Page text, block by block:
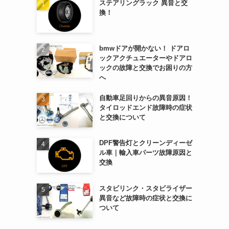
ステアリングラック 異音と交
換！
bmwドアが開かない！ ドアロ
ックアクチュエーターやドアロ
ックの故障と交換でお困りの方
へ
自動車足回りからの異音原因！
タイロッドエンド故障時の症状
と交換について
DPF警告灯とクリーンディーゼ
ル車｜輸入車パーツ故障原因と
交換
スタビリンク・スタビライザー
異音など故障時の症状と交換に
ついて